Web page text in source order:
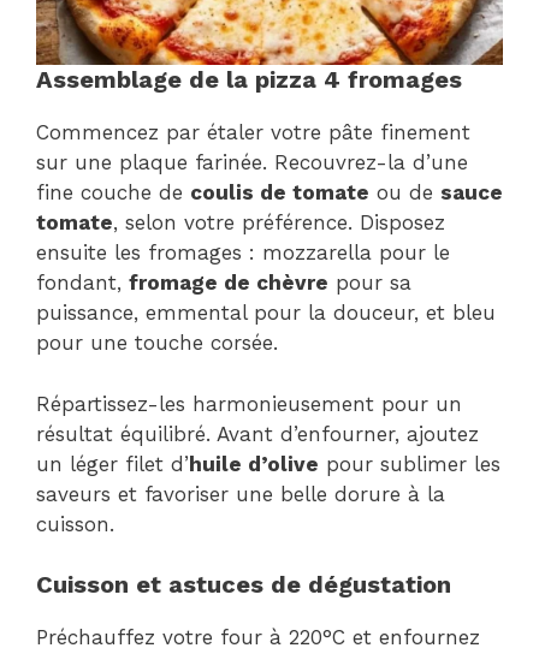
Assemblage de la pizza 4 fromages
Commencez par étaler votre pâte finement
sur une plaque farinée. Recouvrez-la d’une
fine couche de coulis de tomate ou de sauce
tomate, selon votre préférence. Disposez
ensuite les fromages : mozzarella pour le
fondant, fromage de chèvre pour sa
puissance, emmental pour la douceur, et bleu
pour une touche corsée.
Répartissez-les harmonieusement pour un
résultat équilibré. Avant d’enfourner, ajoutez
un léger filet d’huile d’olive pour sublimer les
saveurs et favoriser une belle dorure à la
cuisson.
Cuisson et astuces de dégustation
Préchauffez votre four à 220°C et enfournez